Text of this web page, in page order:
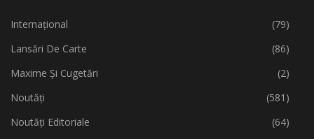
Internațional
(79)
Lansări De Carte
(86)
Maxime Și Cugetări
(2)
Noutăți
(581)
Noutăți Editoriale
(64)